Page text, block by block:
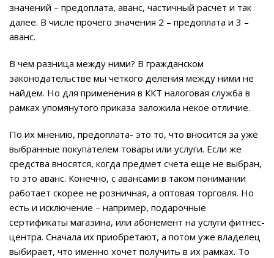
значений – предоплата, аванс, частичный расчет и так
далее. В числе прочего значения 2 – предоплата и 3 –
аванс.
В чем разница между ними? В гражданском
законодательстве мы четкого деления между ними не
найдем. Но для применения в ККТ налоговая служба в
рамках упомянутого приказа заложила некое отличие.
По их мнению, предоплата- это то, что вносится за уже
выбранные покупателем товары или услуги. Если же
средства вносятся, когда предмет счета еще не выбран,
то это аванс. Конечно, с авансами в таком понимании
работает скорее не розничная, а оптовая торговля. Но
есть и исключение – например, подарочные
сертификаты магазина, или абонемент на услуги фитнес-
центра. Сначала их приобретают, а потом уже владелец
выбирает, что именно хочет получить в их рамках. То